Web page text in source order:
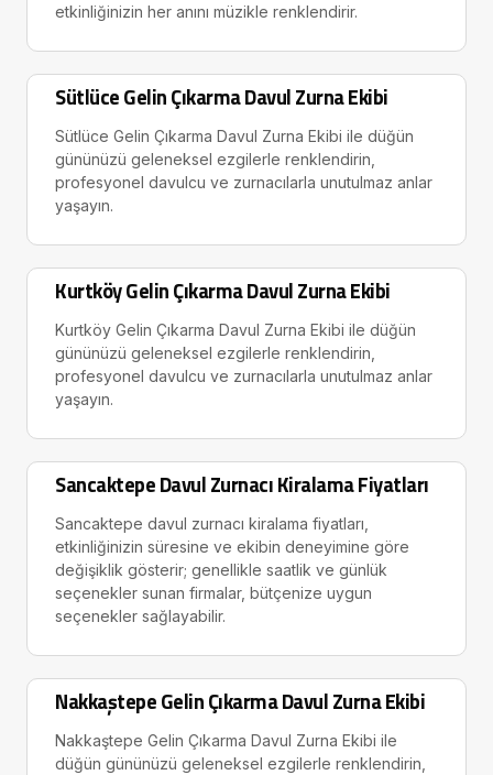
etkinliğinizin her anını müzikle renklendirir.
Sütlüce Gelin Çıkarma Davul Zurna Ekibi
Sütlüce Gelin Çıkarma Davul Zurna Ekibi ile düğün
gününüzü geleneksel ezgilerle renklendirin,
profesyonel davulcu ve zurnacılarla unutulmaz anlar
yaşayın.
Kurtköy Gelin Çıkarma Davul Zurna Ekibi
Kurtköy Gelin Çıkarma Davul Zurna Ekibi ile düğün
gününüzü geleneksel ezgilerle renklendirin,
profesyonel davulcu ve zurnacılarla unutulmaz anlar
yaşayın.
Sancaktepe Davul Zurnacı Kiralama Fiyatları
Sancaktepe davul zurnacı kiralama fiyatları,
etkinliğinizin süresine ve ekibin deneyimine göre
değişiklik gösterir; genellikle saatlik ve günlük
seçenekler sunan firmalar, bütçenize uygun
seçenekler sağlayabilir.
Nakkaştepe Gelin Çıkarma Davul Zurna Ekibi
Nakkaştepe Gelin Çıkarma Davul Zurna Ekibi ile
düğün gününüzü geleneksel ezgilerle renklendirin,